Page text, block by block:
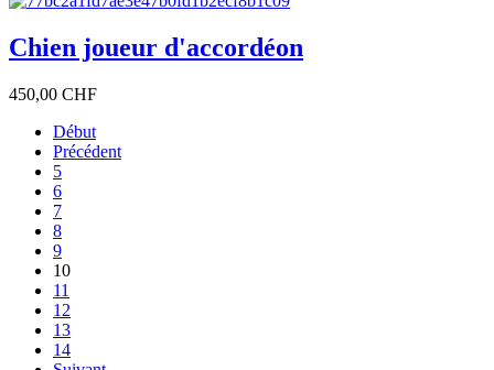
Chien joueur d'accordéon
450,00 CHF
Début
Précédent
5
6
7
8
9
10
11
12
13
14